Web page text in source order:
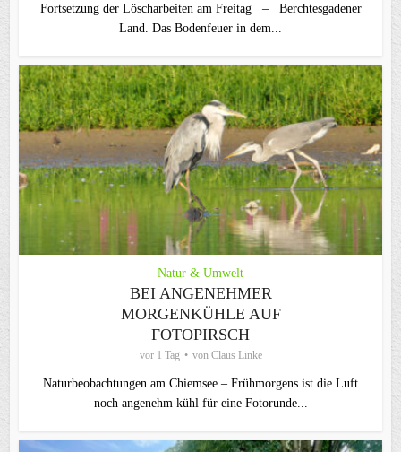
Fortsetzung der Löscharbeiten am Freitag – Berchtesgadener
Land. Das Bodenfeuer in dem...
Natur & Umwelt
BEI ANGENEHMER
MORGENKÜHLE AUF
FOTOPIRSCH
vor 1 Tag von Claus Linke
Naturbeobachtungen am Chiemsee – Frühmorgens ist die Luft
noch angenehm kühl für eine Fotorunde...